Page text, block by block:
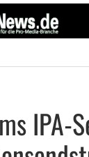
IPA-